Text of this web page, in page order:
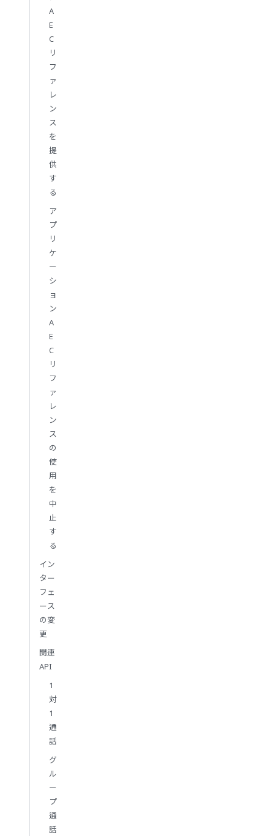
A
E
C
リ
フ
ァ
レ
ン
ス
を
提
供
す
る
ア
プ
リ
ケ
ー
シ
ョ
ン
A
E
C
リ
フ
ァ
レ
ン
ス
の
使
用
を
中
止
す
る
イン
ター
フェ
ース
の変
更
関連
API
1
対
1
通
話
グ
ル
ー
プ
通
話